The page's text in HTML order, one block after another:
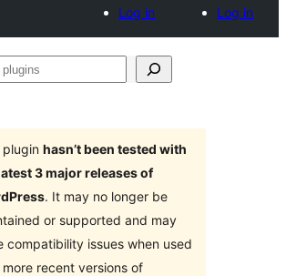
Log in
Log in
plugin hasn’t been tested with
3 major releases of
. It may no longer be
or supported and may
compatibility issues when used
recent versions of